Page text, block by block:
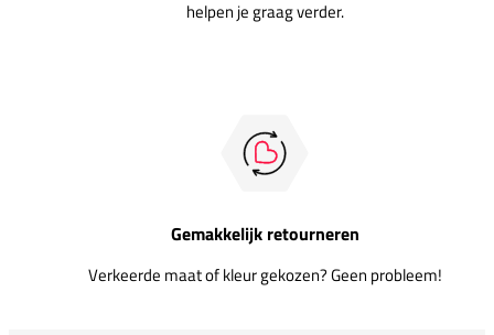
helpen je graag verder.
Gemakkelijk retourneren
Verkeerde maat of kleur gekozen? Geen probleem!